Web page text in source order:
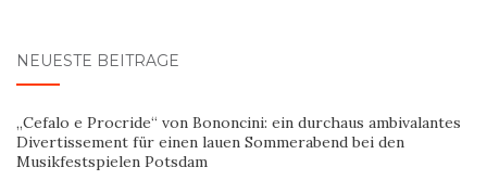
NEUESTE BEITRÄGE
„Cefalo e Procride“ von Bononcini: ein durchaus ambivalantes
Divertissement für einen lauen Sommerabend bei den
Musikfestspielen Potsdam